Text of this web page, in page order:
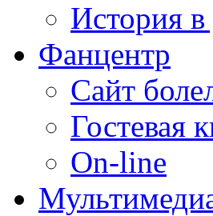
История в
Фанцентр
Сайт
Гостевая
On-line